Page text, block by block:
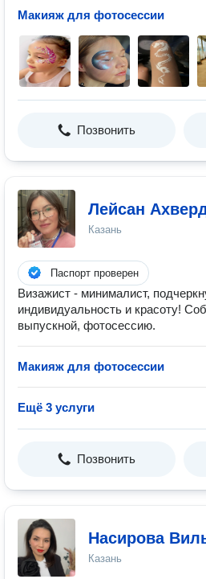
Макияж для фотосессии
Позвонить
Лейсан
Казань
Паспорт проверен
Визажист - минималист,
индивидуальность и красоту!
выпускной, фотосессию.
Макияж для фотосессии
Ещё 3 услуги
Позвонить
Насирова
Казань